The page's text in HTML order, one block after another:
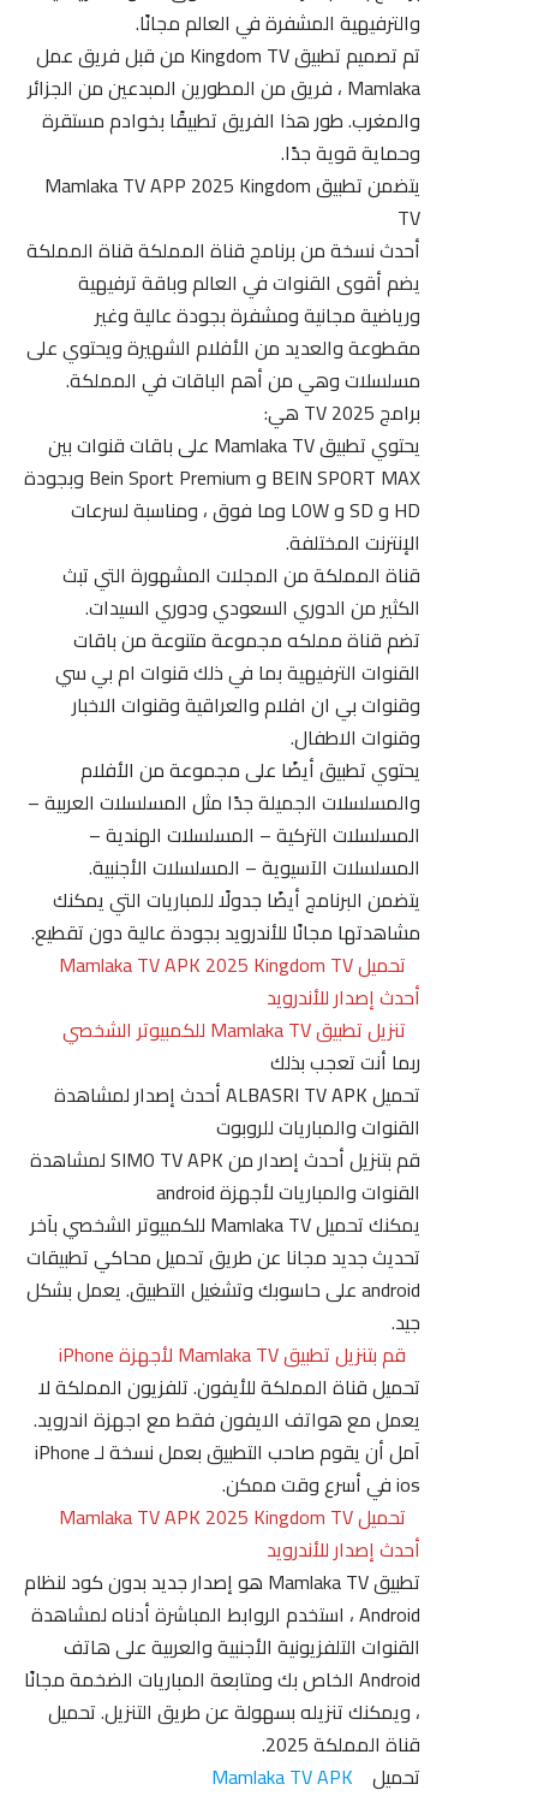
والترفيهية المشفرة في العالم مجانًا.
تم تصميم تطبيق Kingdom TV من قبل فريق عمل
Mamlaka ، فريق من المطورين المبدعين من الجزائر
والمغرب. طور هذا الفريق تطبيقًا بخوادم مستقرة
وحماية قوية جدًا.
يتضمن تطبيق Mamlaka TV APP 2025 Kingdom
TV
أحدث نسخة من برنامج قناة المملكة قناة المملكة
يضم أقوى القنوات في العالم وباقة ترفيهية
ورياضية مجانية ومشفرة بجودة عالية وغير
مقطوعة والعديد من الأفلام الشهيرة ويحتوي على
مسلسلات وهي من أهم الباقات في المملكة.
برامج TV 2025 هي:
يحتوي تطبيق Mamlaka TV على باقات قنوات بين
BEIN SPORT MAX و Bein Sport Premium وبجودة
HD و SD و LOW وما فوق ، ومناسبة لسرعات
الإنترنت المختلفة.
قناة المملكة من المجلات المشهورة التي تبث
الكثير من الدوري السعودي ودوري السيدات.
تضم قناة مملكه مجموعة متنوعة من باقات
القنوات الترفيهية بما في ذلك قنوات ام بي سي
وقنوات بي ان افلام والعراقية وقنوات الاخبار
وقنوات الاطفال.
يحتوي تطبيق أيضًا على مجموعة من الأفلام
والمسلسلات الجميلة جدًا مثل المسلسلات العربية –
المسلسلات التركية – المسلسلات الهندية –
المسلسلات الآسيوية – المسلسلات الأجنبية.
يتضمن البرنامج أيضًا جدولًا للمباريات التي يمكنك
مشاهدتها مجانًا للأندرويد بجودة عالية دون تقطيع.
تحميل Mamlaka TV APK 2025 Kingdom TV
أحدث إصدار للأندرويد
تنزيل تطبيق Mamlaka TV للكمبيوتر الشخصي
ربما أنت تعجب بذلك
تحميل ALBASRI TV APK أحدث إصدار لمشاهدة
القنوات والمباريات للروبوت
قم بتنزيل أحدث إصدار من SIMO TV APK لمشاهدة
القنوات والمباريات لأجهزة android
يمكنك تحميل Mamlaka TV للكمبيوتر الشخصي بآخر
تحديث جديد مجانا عن طريق تحميل محاكي تطبيقات
android على حاسوبك وتشغيل التطبيق. يعمل بشكل
جيد.
قم بتنزيل تطبيق Mamlaka TV لأجهزة iPhone
تحميل قناة المملكة للأيفون. تلفزيون المملكة لا
يعمل مع هواتف الايفون فقط مع اجهزة اندرويد.
آمل أن يقوم صاحب التطبيق بعمل نسخة لـ iPhone
ios في أسرع وقت ممكن.
تحميل Mamlaka TV APK 2025 Kingdom TV
أحدث إصدار للأندرويد
تطبيق Mamlaka TV هو إصدار جديد بدون كود لنظام
Android ، استخدم الروابط المباشرة أدناه لمشاهدة
القنوات التلفزيونية الأجنبية والعربية على هاتف
Android الخاص بك ومتابعة المباريات الضخمة مجانًا
، ويمكنك تنزيله بسهولة عن طريق التنزيل. تحميل
قناة المملكة 2025.
تحميل Mamlaka TV APK